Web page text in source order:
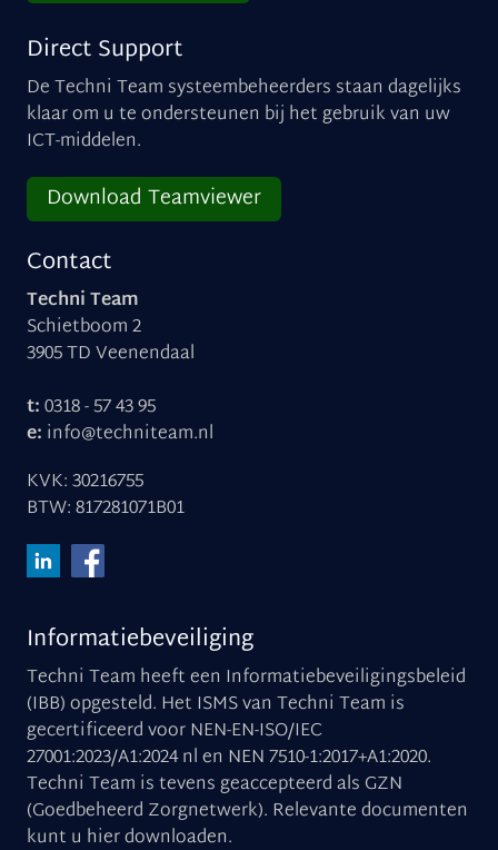
Direct Support
De Techni Team systeembeheerders staan dagelijks
klaar om u te ondersteunen bij het gebruik van uw
ICT-middelen.
Download Teamviewer
Contact
Techni Team
Schietboom 2
3905 TD Veenendaal
t:0318 - 57 43 95
e: info@techniteam.nl
KVK: 30216755
BTW: 817281071B01
Informatiebeveiliging
Techni Team heeft een Informatiebeveiligingsbeleid
(IBB) opgesteld. Het ISMS van Techni Team is
gecertificeerd voor NEN-EN-ISO/IEC
27001:2023/A1:2024 nl en NEN 7510-1:2017+A1:2020.
Techni Team is tevens geaccepteerd als GZN
(Goedbeheerd Zorgnetwerk). Relevante documenten
kunt u hier downloaden.